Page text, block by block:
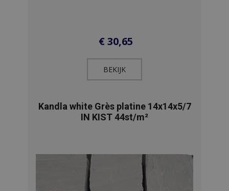
€30,65
BEKIJK​
Kandla white Grès platine 14x14x5/7
IN KIST 44st/m²